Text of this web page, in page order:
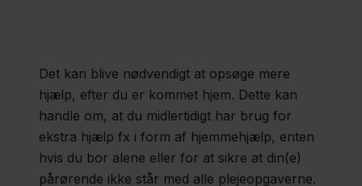
Transport
Parkering
Det kan blive nødvendigt at opsøge mere
hjælp, efter du er kommet hjem. Dette kan
handle om, at du midlertidigt har brug for
ekstra hjælp fx i form af hjemmehjælp, enten
hvis du bor alene eller for at sikre at din(e)
pårørende ikke står med alle plejeopgaverne.